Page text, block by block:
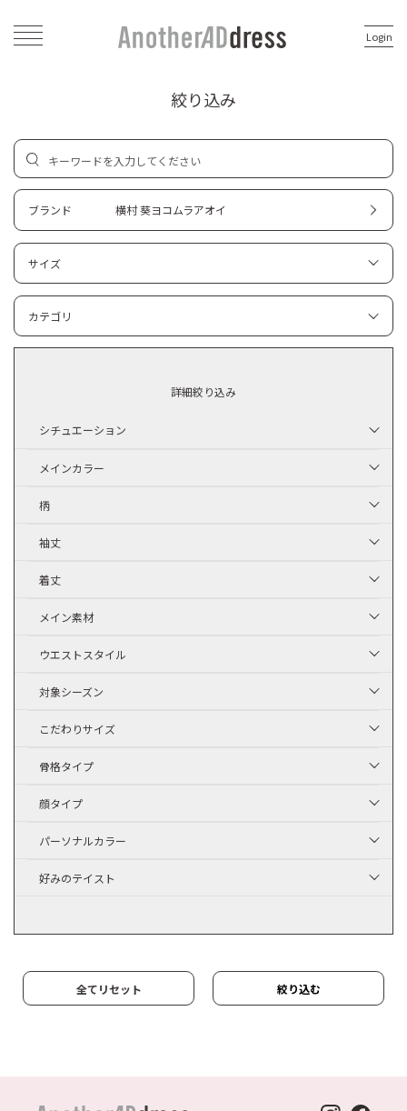
Login
絞り込み
ブランド 横村 葵ヨコムラアオイ
サイズ
カテゴリ
詳細絞り込み
シチュエーション
メインカラー
柄
袖丈
着丈
メイン素材
ウエストスタイル
対象シーズン
こだわりサイズ
骨格タイプ
顔タイプ
パーソナルカラー
好みのテイスト
全てリセット 絞り込む